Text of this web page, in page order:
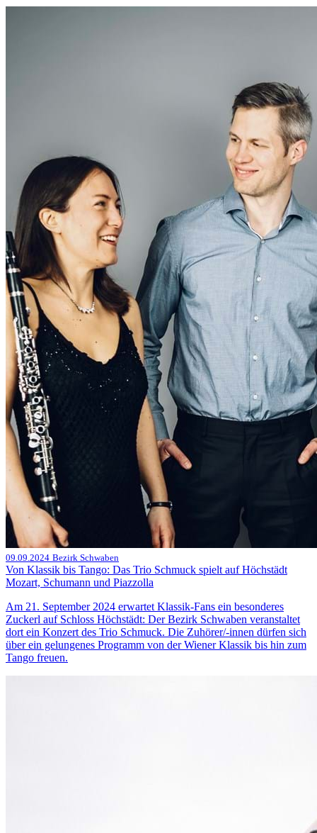
09.09.2024 Bezirk Schwaben
Von Klassik bis Tango: Das Trio Schmuck spielt auf Höchstädt
Mozart, Schumann und Piazzolla
Am 21. September 2024 erwartet Klassik-Fans ein besonderes
Zuckerl auf Schloss Höchstädt: Der Bezirk Schwaben veranstaltet
dort ein Konzert des Trio Schmuck. Die Zuhörer/-innen dürfen sich
über ein gelungenes Programm von der Wiener Klassik bis hin zum
Tango freuen.